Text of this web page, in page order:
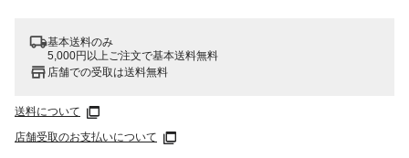
基本送料のみ
5,000円以上ご注文で基本送料無料
店舗での受取は送料無料
送料について
店舗受取のお支払いについて